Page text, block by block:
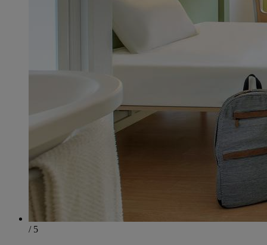
/ 5